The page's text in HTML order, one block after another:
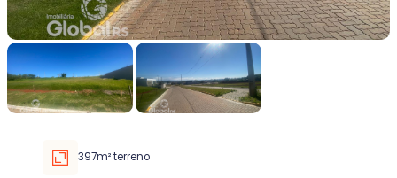
Faixa de valor
30.000,00até5.000.000,00 ou +
397m² terreno